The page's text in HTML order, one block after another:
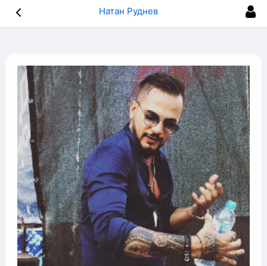
Натан Руднев